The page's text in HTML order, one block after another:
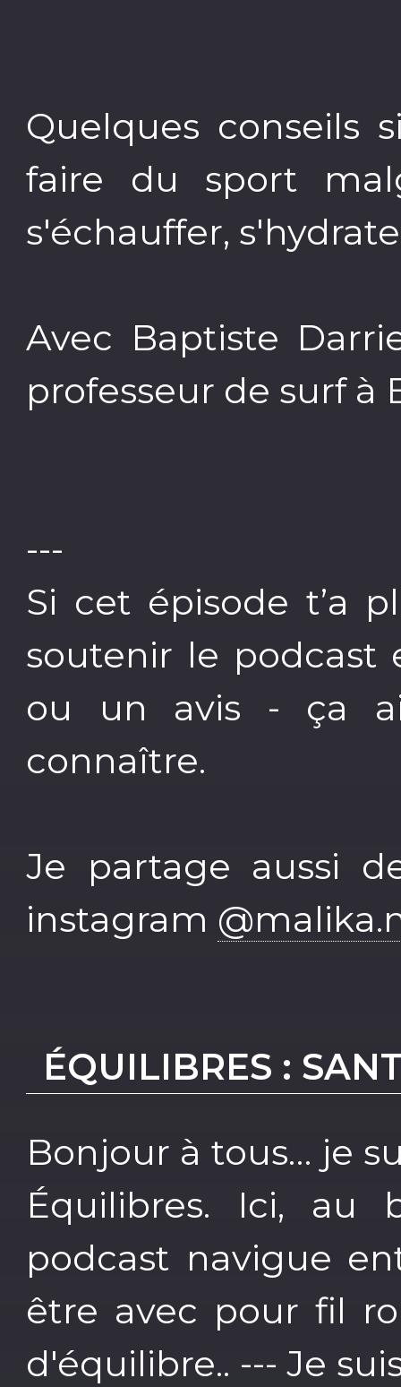
Quelques conseils
faire du sport
s'échauffer,
Avec Baptiste
professeur de surf à
---
Si cet épisode t’a
soutenir le podcast
ou un avis - ça
connaître.
Je partage aussi
instagram
ÉQUILIBRES :
Bonjour à tous… je
Équilibres. Ici, au
podcast navigue
être avec pour fil
d'équilibre.. --- Je